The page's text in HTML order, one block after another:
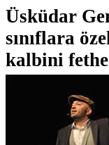
Üsküdar
sınıflara
kalbini